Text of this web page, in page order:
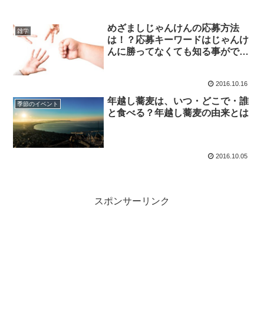
雑学
めざましじゃんけんの応募方法
は！？応募キーワードはじゃんけ
んに勝ってなくても知る事ができ
2016.10.16
季節のイベント
年越し蕎麦は、いつ・どこで・誰
と食べる？年越し蕎麦の由来とは
2016.10.05
スポンサーリンク